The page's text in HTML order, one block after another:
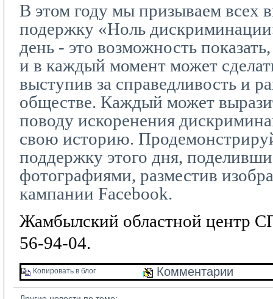
В этом году мы призываем всех
подержку «Ноль
день - это возможность
и в каждый момент может
выступив за справедливость и
обществе. Каждый может
поводу искоренения
свою историю.
поддержку этого дня,
фотографиями, разместив
кампании Facebook.
Жамбылский областной центр
56-94-04.
Копировать в блог Комментарии